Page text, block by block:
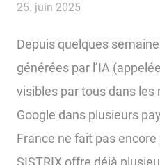
25. juin 2025
Depuis quelques
générées par l’IA
visibles par tous dans
Google dans plusieurs
France ne fait pas
SISTRIX offre déjà